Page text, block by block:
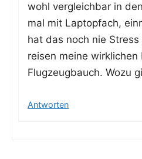
wohl ver­gleich­bar in
mal mit Lap­top­f­ach,
hat das noch nie
rei­sen mei­ne wirk­li­chen
Flug­zeug­bauch. Wozu
Antworten